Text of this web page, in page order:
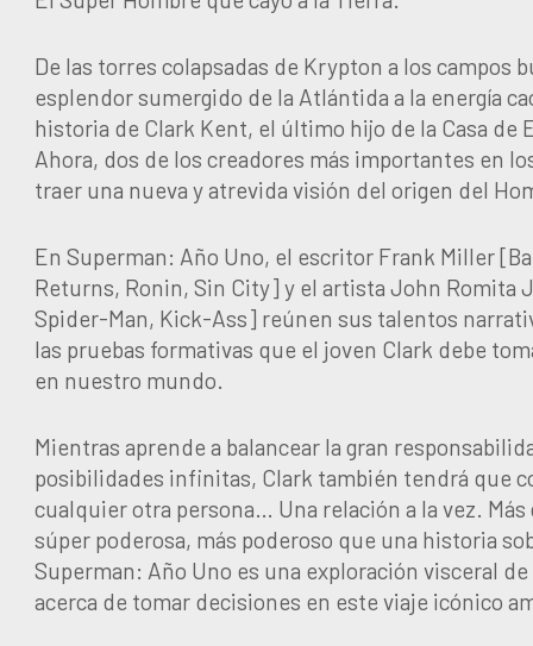
De las torres colapsadas de Krypton a los campos
esplendor sumergido de la Atlántida a la energía
historia de Clark Kent, el último hijo de la Casa de
Ahora, dos de los creadores más importantes en
traer una nueva y atrevida visión del origen del
En Superman: Año Uno, el escritor Frank Miller
Returns, Ronin, Sin City] y el artista John Romita
Spider-Man, Kick-Ass] reúnen sus talentos
las pruebas formativas que el joven Clark debe
en nuestro mundo.
Mientras aprende a balancear la gran
posibilidades infinitas, Clark también tendrá que
cualquier otra persona… Una relación a la vez.
súper poderosa, más poderoso que una historia
Superman: Año Uno es una exploración visceral
acerca de tomar decisiones en este viaje icónico